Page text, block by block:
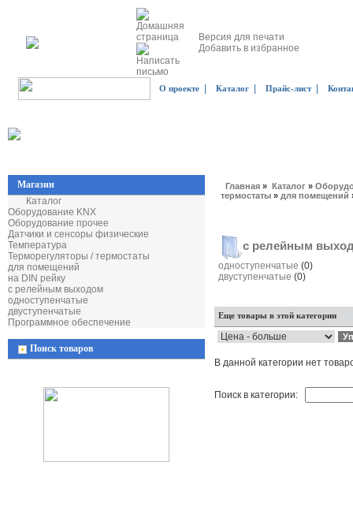
Версия для печати
Добавить в избранное
О проекте Каталог Прайс-лист|
Магазин
Каталог
Оборудование KNX
Оборудование прочее
Датчики и сенсоры физические
Температура
Терморегуляторы / термостаты
для помещений
на DIN рейку
с релейным выходом
одноступенчатые
двуступенчатые
Программное обеспечение
Поиск товаров
Главная » Каталог »
термостаты » для помещений
с релейным
одноступенчатые (0)
двуступенчатые (0)
Еще товары в этой категории
В данной категории нет
Поиск в категории: